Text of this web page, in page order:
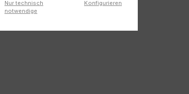
Nur technisch
notwendige
Konfigurieren